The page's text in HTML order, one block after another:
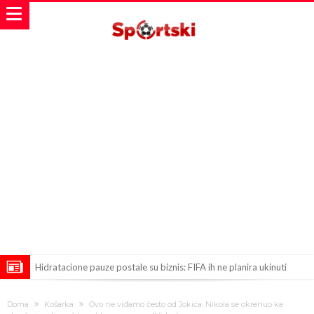
Hidratacione pauze postale su biznis: FIFA ih ne planira ukinuti
Doma Košarka
Ovo ne viđamo često od Jokića: Nikola se okrenuo ka